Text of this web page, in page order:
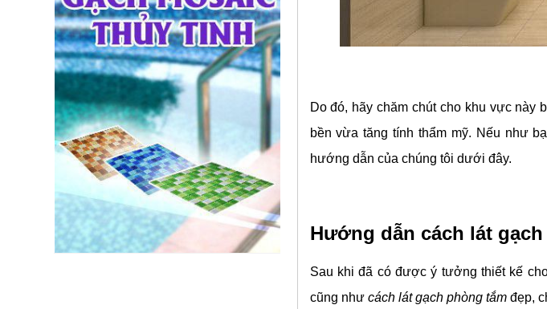
Do đó, hãy chăm chút cho khu vực này
bền vừa tăng tính thẩm mỹ. Nếu như
hướng dẫn của chúng tôi dưới đây.
Hướng dẫn cách lát
Sau khi đã có được ý tưởng thiết kế
cũng như cách lát gạch phòng tắmđẹp,